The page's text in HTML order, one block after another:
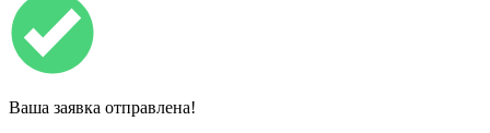
Ваша заявка отправлена!